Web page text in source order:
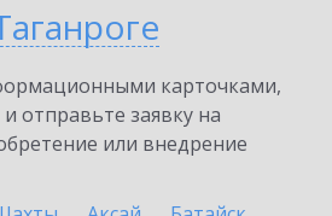
карточками,
отправьте заявку на
или внедрение